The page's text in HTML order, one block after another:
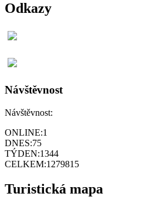
Odkazy
Návštěvnost
Návštěvnost:
ONLINE:1
DNES:75
TÝDEN:1344
CELKEM:1279815
Turistická mapa